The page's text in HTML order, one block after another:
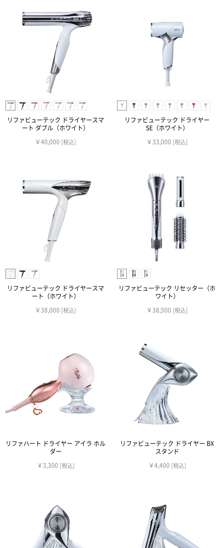
リファビューテック ドライヤースマ
ート ダブル（ホワイト）
￥40,000 [税込]
リファビューテック ドライヤー
SE（ホワイト）
￥33,000 [税込]
リファビューテック ドライヤースマ
ート（ホワイト）
￥38,000 [税込]
リファビューテック リセッター（ホ
ワイト）
￥38,500 [税込]
リファハート ドライヤー アイラ ホル
ダー
￥3,300 [税込]
リファビューテック ドライヤー BX
スタンド
￥4,400 [税込]